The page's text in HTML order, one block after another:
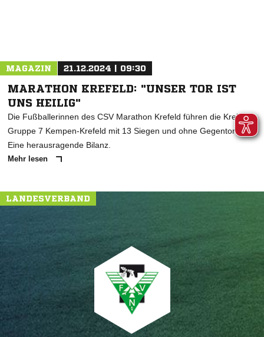
MAGAZIN 21.12.2024 | 09:30
MARATHON KREFELD: "UNSER TOR IST
UNS HEILIG"
Die Fußballerinnen des CSV Marathon Krefeld führen die Kreisliga
Gruppe 7 Kempen-Krefeld mit 13 Siegen und ohne Gegentor an.
Eine herausragende Bilanz.
Mehr lesen
LANDESVERBAND